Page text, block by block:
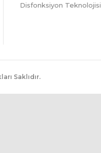
Disfonksiyon Teknolojisi
Saklıdır.